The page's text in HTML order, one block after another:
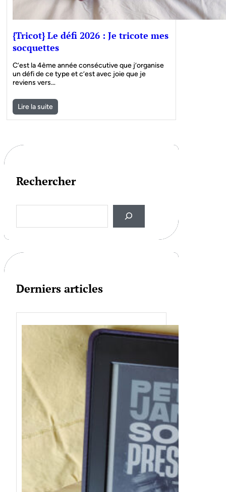
{Tricot} Le défi 2026 : Je tricote mes
socquettes
C’est la 4ème année consécutive que j’organise
un défi de ce type et c’est avec joie que je
reviens vers…
Lire la suite
Rechercher
a
h
Derniers articles